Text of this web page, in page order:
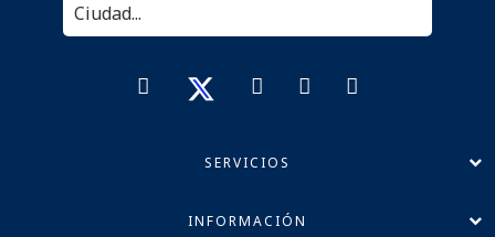
SERVICIOS
INFORMACIÓN